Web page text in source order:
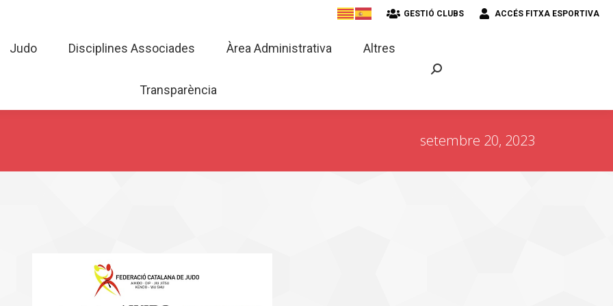
GESTIÓ CLUBS ACCÉS FITXA ESPORTIVA
Judo Disciplines Associades Àrea Administrativa Altres
Transparència
setembre 20, 2023
Àrea Administrativa Altres